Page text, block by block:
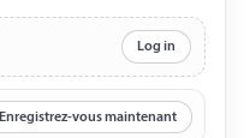
Log in
Enregistrez-vous maintenant